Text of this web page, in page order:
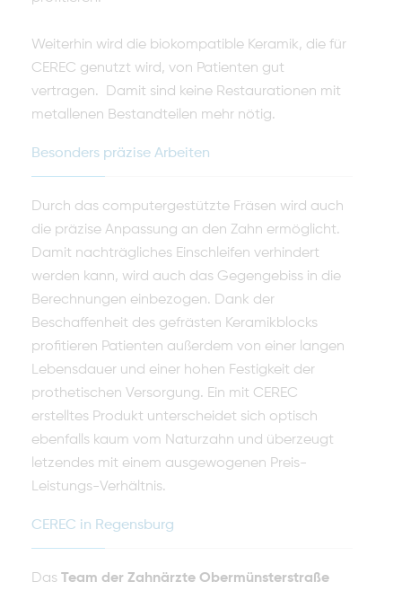
Weiterhin wird die biokompatible Keramik, die für
CEREC genutzt wird, von Patienten gut
vertragen. Damit sind keine Restaurationen mit
metallenen Bestandteilen mehr nötig.
Besonders präzise Arbeiten
Durch das computergestützte Fräsen wird auch
die präzise Anpassung an den Zahn ermöglicht.
Damit nachträgliches Einschleifen verhindert
werden kann, wird auch das Gegengebiss in die
Berechnungen einbezogen. Dank der
Beschaffenheit des gefrästen Keramikblocks
profitieren Patienten außerdem von einer langen
Lebensdauer und einer hohen Festigkeit der
prothetischen Versorgung. Ein mit CEREC
erstelltes Produkt unterscheidet sich optisch
ebenfalls kaum vom Naturzahn und überzeugt
letzendes mit einem ausgewogenen Preis-
Leistungs-Verhältnis.
CEREC in Regensburg
Das Team der Zahnärzte Obermünsterstraße